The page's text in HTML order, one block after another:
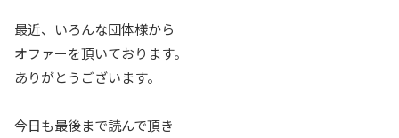
最近、いろんな団体様から
オファーを頂いております。
ありがとうございます。
今日も最後まで読んで頂き